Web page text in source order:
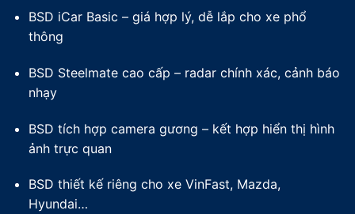
BSD iCar Basic – giá hợp lý, dễ lắp cho xe phổ
thông
BSD Steelmate cao cấp – radar chính xác, cảnh báo
nhạy
BSD tích hợp camera gương – kết hợp hiển thị hình
ảnh trực quan
BSD thiết kế riêng cho xe VinFast, Mazda,
Hyundai…